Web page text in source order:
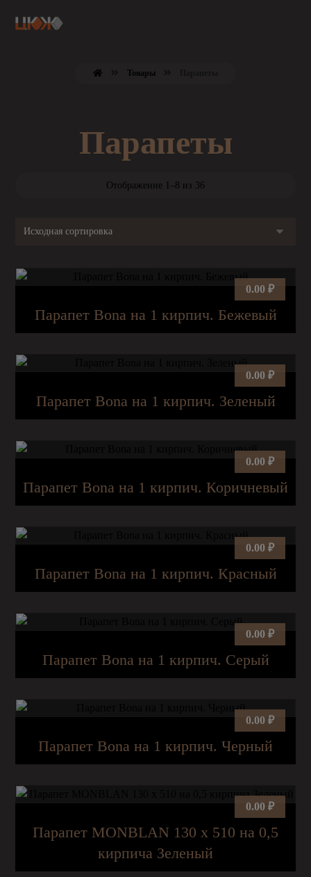
Товары
Парапеты
Отображение 1–8 из 36
Парапет Bona на 1 кирпич. Бежевый
0.00 ₽
Парапет Bona на 1 кирпич. Зеленый
0.00 ₽
Парапет Bona на 1 кирпич. Коричневый
0.00 ₽
Парапет Bona на 1 кирпич. Красный
0.00 ₽
Парапет Bona на 1 кирпич. Серый
0.00 ₽
Парапет Bona на 1 кирпич. Черный
0.00 ₽
Парапет MONBLAN 130 х 510 на 0,5
кирпича Зеленый
0.00 ₽